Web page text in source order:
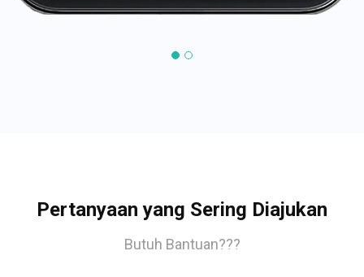
Pertanyaan yang Sering Diajukan
Butuh Bantuan???